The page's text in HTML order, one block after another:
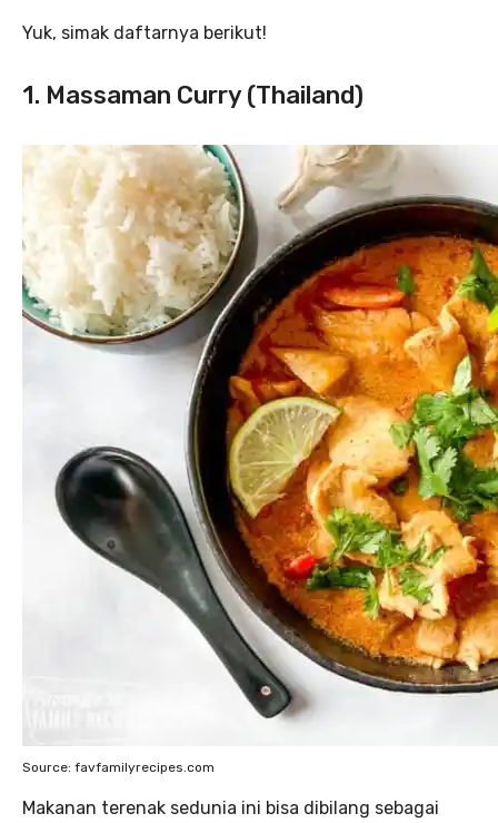
Yuk, simak daftarnya berikut!
1. Massaman Curry (Thailand)
Source: favfamilyrecipes.com
Makanan terenak sedunia ini bisa dibilang sebagai